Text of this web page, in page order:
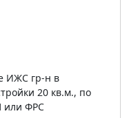
ИЖС гр-н в
20 кв.м., по
или ФРС